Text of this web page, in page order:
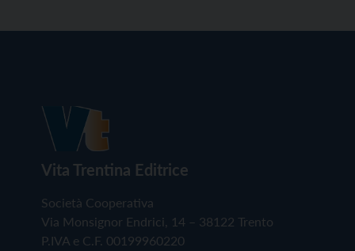
Vita Trentina Editrice
Società Cooperativa
Via Monsignor Endrici, 14 – 38122 Trento
P.IVA e C.F. 00199960220